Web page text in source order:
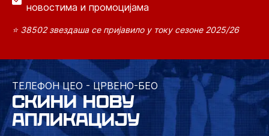
новостима и промоцијама
⭐ 38502 звездаша се пријавило у току сезоне 2025/26
ТЕЛЕФОН ЦЕО - ЦРВЕНО-БЕО
СКИНИ НОВУ
АПЛИКАЦИЈУ